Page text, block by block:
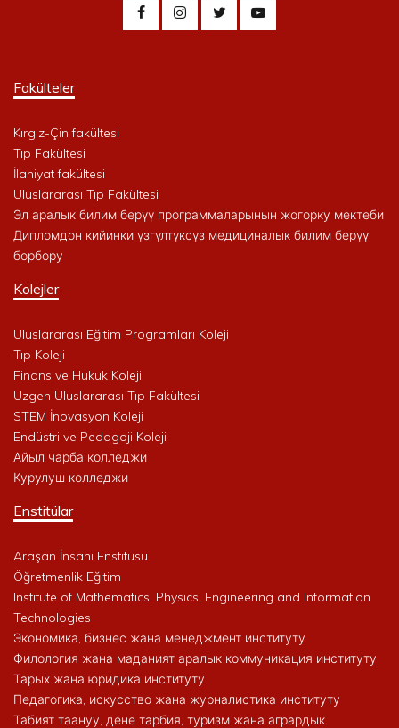
Fakülteler
Kırgız-Çin fakültesi
Tıp Fakültesi
İlahiyat fakültesi
Uluslararası Tıp Fakültesi
Эл аралык билим берүү программаларынын жогорку мектеби
Дипломдон кийинки үзгүлтүксүз медициналык билим берүү
борбору
Kolejler
Uluslararası Eğitim Programları Koleji
Tıp Koleji
Finans ve Hukuk Koleji
Uzgen Uluslararası Tıp Fakültesi
STEM İnovasyon Koleji
Endüstri ve Pedagoji Koleji
Айыл чарба колледжи
Курулуш колледжи
Enstitülar
Araşan İnsani Enstitüsü
Öğretmenlik Eğitim
Institute of Mathematics, Physics, Engineering and Information
Technologies
Экономика, бизнес жана менеджмент институту
Филология жана маданият аралык коммуникация институту
Тарых жана юридика институту
Педагогика, искусство жана журналистика институту
Табият таануу, дене тарбия, туризм жана агрардык